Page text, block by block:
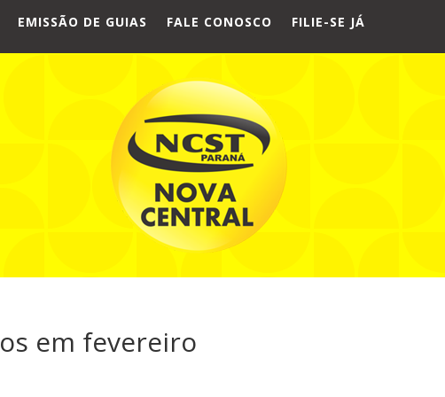
EMISSÃO DE GUIAS FALE CONOSCO FILIE-SE JÁ
em fevereiro